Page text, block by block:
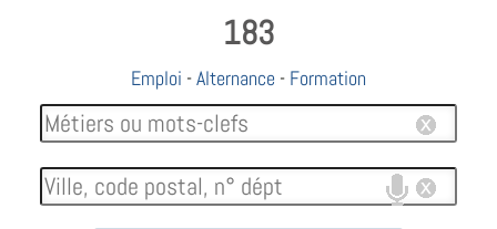
183
Emploi -Alternance - Formation